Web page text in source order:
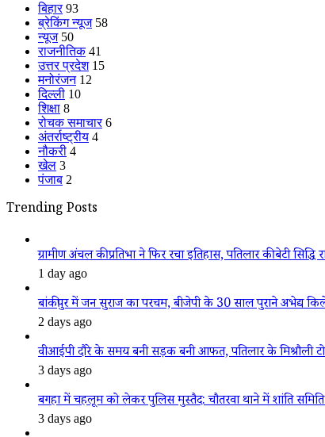
बिहार 93
ब्रेकिंग न्यूज 58
न्यूज 50
राजनीतिक 41
उत्तर प्रदेश 15
मनोरंजन 12
दिल्ली 10
शिक्षा 8
रोचक समाचार 6
अंतर्राष्ट्रीय 4
नौकरी 4
खेल 3
पंजाब 2
Trending Posts
ग्रामीण अंचल की प्रतिभा ने फिर रचा इतिहास, पतिलार की बेटी
1 day ago
बांकीपुर में जन सुराज का परचम, बीजेपी के 30 साल पुराने अभेद्य
2 days ago
वीआईपी दौरे के समय बनी सड़क बनी आफत, पतिलार के मिश्रौली
3 days ago
बगहा में चहलूम को लेकर पुलिस मुस्तैद: चौतरवा थाने में शांति
3 days ago